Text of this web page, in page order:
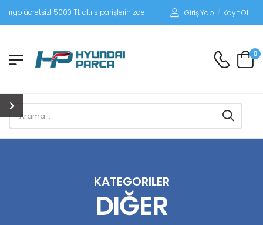
5000 TL altı siparişlerinizde siparişleriniz alıcı ödemeli gönderilir.
Giriş Yap / Kayıt Ol
0
KATEGORILER
DIĞER